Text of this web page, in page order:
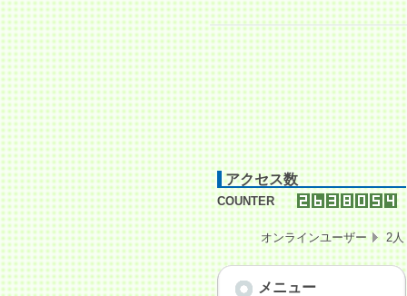
アクセス数
COUNTER
オンラインユーザー 2人
メニュー